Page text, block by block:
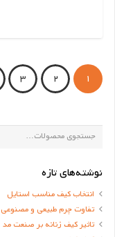
جستجو
نوشته‌های تازه
انتخاب کیف مناسب استایل
تفاوت چرم طبیعی و مصنوعی
تاثیر کیف زنانه بر صنعت مد
1
2
3